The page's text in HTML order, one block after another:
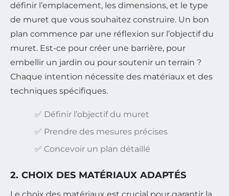
définir l’emplacement, les dimensions, et le type
de muret que vous souhaitez construire. Un bon
plan commence par une réflexion sur l’objectif du
muret. Est-ce pour créer une barrière, pour
embellir un jardin ou pour soutenir un terrain ?
Chaque intention nécessite des matériaux et des
techniques spécifiques.
✅ Définir l’objectif du muret
✅ Prendre des mesures précises
✅ Concevoir un plan détaillé
2. CHOIX DES MATÉRIAUX ADAPTÉS